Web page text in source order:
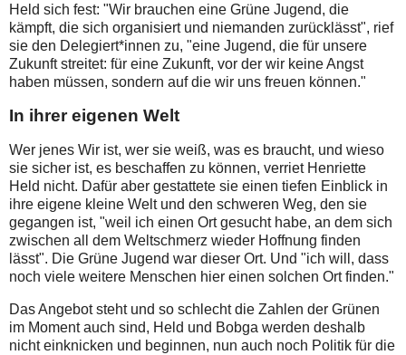
Held sich fest: "Wir brauchen eine Grüne Jugend, die
kämpft, die sich organisiert und niemanden zurücklässt", rief
sie den Delegiert*innen zu, "eine Jugend, die für unsere
Zukunft streitet: für eine Zukunft, vor der wir keine Angst
haben müssen, sondern auf die wir uns freuen können."
In ihrer eigenen Welt
Wer jenes Wir ist, wer sie weiß, was es braucht, und wieso
sie sicher ist, es beschaffen zu können, verriet Henriette
Held nicht. Dafür aber gestattete sie einen tiefen Einblick in
ihre eigene kleine Welt und den schweren Weg, den sie
gegangen ist, "weil ich einen Ort gesucht habe, an dem sich
zwischen all dem Weltschmerz wieder Hoffnung finden
lässt". Die Grüne Jugend war dieser Ort. Und "ich will, dass
noch viele weitere Menschen hier einen solchen Ort finden."
Das Angebot steht und so schlecht die Zahlen der Grünen
im Moment auch sind, Held und Bobga werden deshalb
nicht einknicken und beginnen, nun auch noch Politik für die